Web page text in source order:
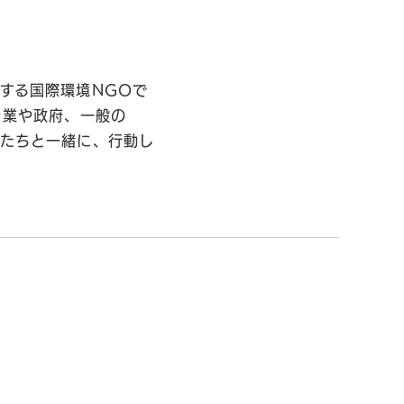
る国際環境NGOで
や政府、一般の
ちと一緒に、行動し